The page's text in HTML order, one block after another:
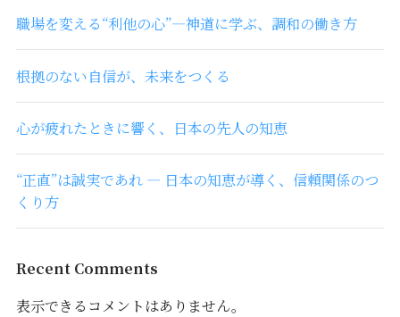
職場を変える“利他の心”―神道に学ぶ、調和の働き方
根拠のない自信が、未来をつくる
心が疲れたときに響く、日本の先人の知恵
“正直”は誠実であれ ― 日本の知恵が導く、信頼関係のつ
くり方
Recent Comments
表示できるコメントはありません。